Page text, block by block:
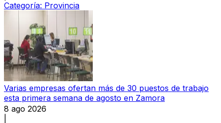
Categoría: Provincia
Varias empresas ofertan más de 30 puestos de trabajo
esta primera semana de agosto en Zamora
8 ago 2026